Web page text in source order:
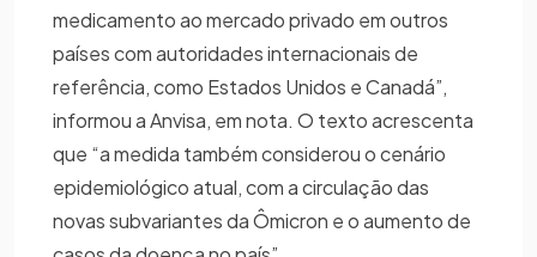
medicamento ao mercado privado em outros
países com autoridades internacionais de
referência, como Estados Unidos e Canadá”,
informou a Anvisa, em nota. O texto acrescenta
que “a medida também considerou o cenário
epidemiológico atual, com a circulação das
novas subvariantes da Ômicron e o aumento de